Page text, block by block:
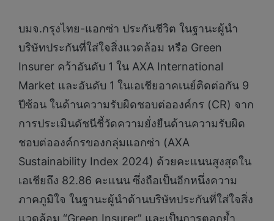
บมจ.กรุงไทย-แอกซ่า ประกันชีวิต ในฐานะผู้นำ
บริษัทประกันที่ใส่ใจสิ่งแวดล้อม หรือ Green
Insurer คว้าอันดับ 1 ใน AXA International
Market และอันดับ 1 ในเอเชียอาคเนย์ติดต่อกัน 9
ปีซ้อน ในด้านความรับผิดชอบต่อองค์กร (CR) จาก
การประเมินดัชนีชี้วัดความยั่งยืนด้านความรับผิด
ชอบต่อองค์กรของกลุ่มแอกซ่า (AXA
Sustainability Index 2024) ด้วยคะแนนสูงสุดใน
เอเชียถึง 82.86 คะแนนซึ่งถือเป็นอีกหนึ่งความ
ภาคภูมิใจ ในฐานะผู้นำด้านบริษัทประกันที่ใส่ใจสิ่ง
แวดล้อม “Green Insurer” และเป็นการตอกย้ำ